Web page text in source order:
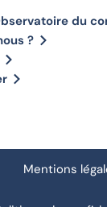
du
?
Mentions